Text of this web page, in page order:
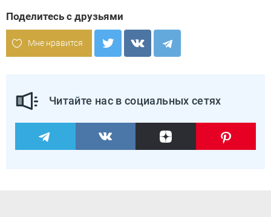
Поделитесь с друзьями
Мне нравится
Читайте нас в социальных сетях